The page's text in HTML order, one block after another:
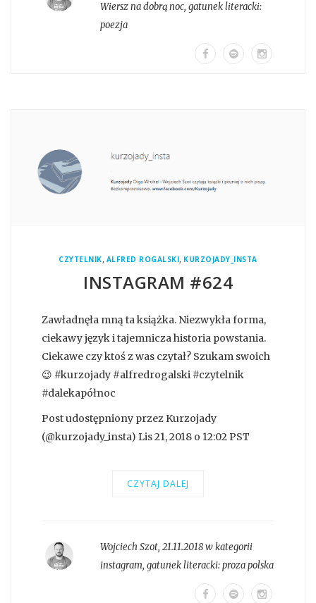
Wiersz na dobrą noc, gatunek literacki:
poezja
CZYTELNIK, ALFRED ROGALSKI, KURZOJADY_INSTA
INSTAGRAM #624
Zawładnęła mną ta książka. Niezwykła forma,
ciekawy język i tajemnicza historia powstania.
Ciekawe czy ktoś z was czytał? Szukam swoich
😉 #kurzojady #alfredrogalski #czytelnik
#dalekapółnoc
Post udostępniony przez Kurzojady
(@kurzojady_insta) Lis 21, 2018 o 12:02 PST
CZYTAJ DALEJ
Wojciech Szot, 21.11.2018 w kategorii
instagram, gatunek literacki:proza polska